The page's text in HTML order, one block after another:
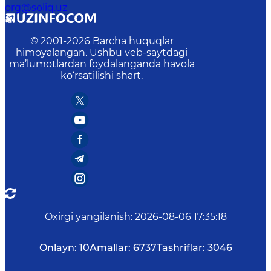
org@soliq.uz
© 2001-2026 Barcha huquqlar
himoyalangan. Ushbu veb-saytdagi
ma’lumotlardan foydalanganda havola
ko‘rsatilishi shart.
Oxirgi yangilanish: 2026-08-06 17:35:18
Onlayn: 10Amallar: 6737Tashriflar: 3046